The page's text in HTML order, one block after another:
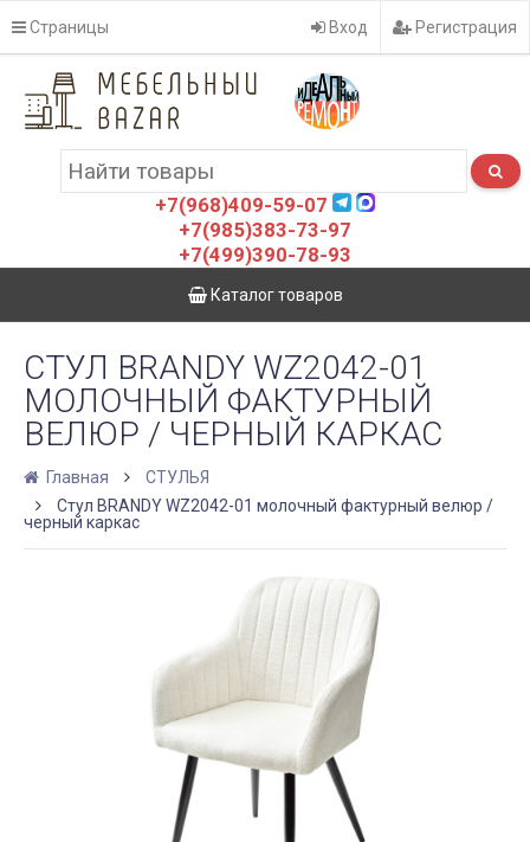
Страницы Вход Регистрация
+7(968)409-59-07
+7(985)383-73-97
+7(499)390-78-93
Каталог товаров
СТУЛ BRANDY WZ2042-01
МОЛОЧНЫЙ ФАКТУРНЫЙ
ВЕЛЮР / ЧЕРНЫЙ КАРКАС
Главная
СТУЛЬЯ
Стул BRANDY WZ2042-01 молочный фактурный велюр /
черный каркас